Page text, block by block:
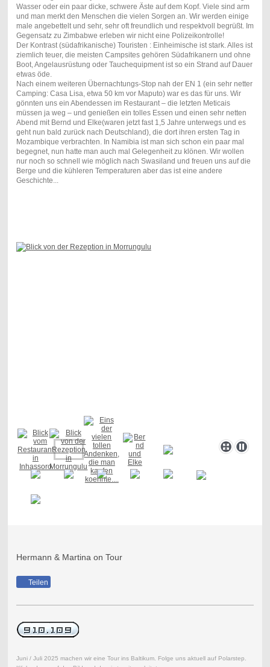
Wasser oder ein paar dicke, schwere Äste auf dem Kopf. Viele sind arm
und man merkt den Menschen die vielen Sorgen an. Wir werden einige
male angebettelt und sehr, sehr oft freundlich und respektvoll begrüßt. Im
Gegensatz zu Zimbabwe erleben wir nicht eine Polizeikontrolle!
Der Kontrast (südafrikanische) Touristen : Einheimische ist stark. Alles ist
ziemlich teuer, die meisten Campsites gehören Südafrikanern und ohne
Boot, Angelausrüstung oder Tauchequipment ist so ein Strand auf Dauer
etwas öde.
Nach einem weiteren Übernachtungs-Stop nah der EN 1 (ein sehr netter
Camping: Casa Lisa, etwa 50 km vor Maputo) war es das für uns. Wir
gönnten uns ein Abendessen im Restaurant – die letzten Meticais
müssen ja weg – und genießen ein tolles Essen und einen sehr netten
Abend mit Bernd und Elke(waren jetzt fast 1,5 Jahre unterwegs und es
geht nun bald zurück nach Deutschland), die dort ihren ersten Tag in
Mozambique verbrachten. In Namibia ist man sich schon ein paar mal
begegnet, nun hatte man auch mal Gelegenheit zu klönen. Wir wollen
nur noch so schnell wie möglich nach Swasiland und freuen uns auf die
Berge und die kühleren Temperaturen aber das ist eine andere
Geschichte...
Hermann & Martina on Tour
Teilen
Juni / Juli 2025 machen wir eine Tour ins Baltikum. Folge uns aktuell auf Polarstep.